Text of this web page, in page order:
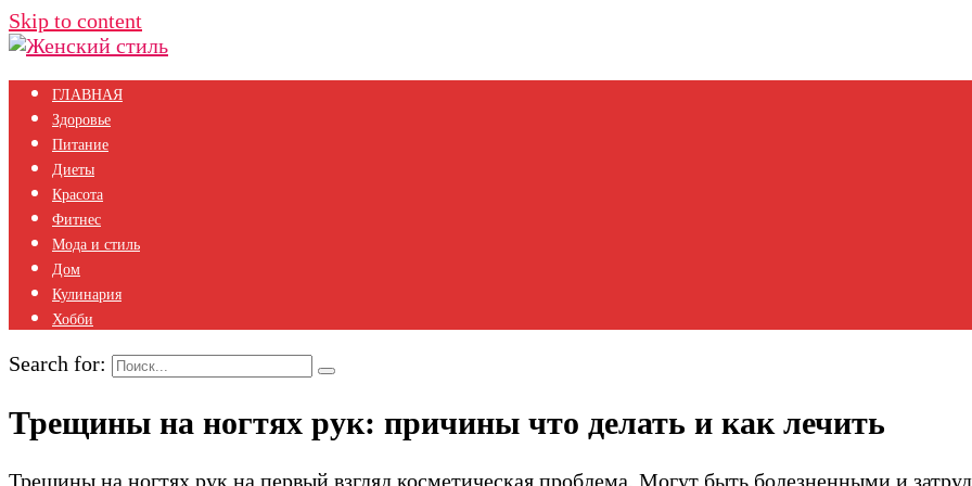
Skip to content
ГЛАВНАЯ
Здоровье
Питание
Диеты
Красота
Фитнес
Мода и стиль
Дом
Кулинария
Хобби
Search for:
Трещины на ногтях рук: причины что делать и как лечить
Трещины на ногтях рук на первый взгляд косметическая проблема. Могут быть болезненными и